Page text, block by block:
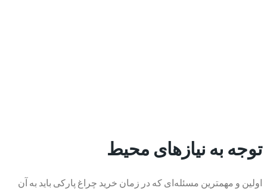
توجه به نیازهای محیط
اولین و مهمترین مسئله‌ای که در زمان خرید چراغ پارکی باید به آن